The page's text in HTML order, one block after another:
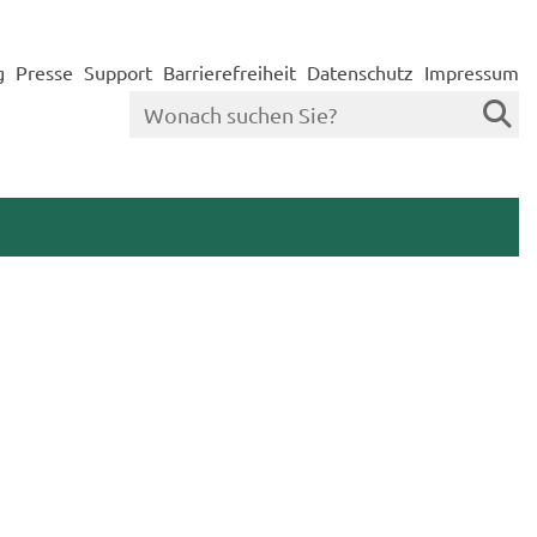
Presse Support Barrierefreiheit Datenschutz Impressum